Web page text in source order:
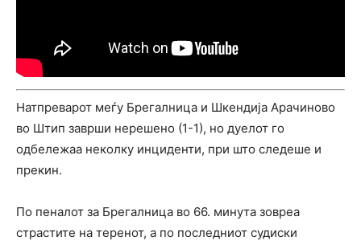
Натпреварот меѓу Брегалница и Шкендија Арачиново
во Штип заврши нерешено (1-1), но дуелот го
одбележаа неколку инциденти, при што следеше и
прекин.
По пеналот за Брегалница во 66. минута зовреа
страстите на теренот, а по последниот судиски